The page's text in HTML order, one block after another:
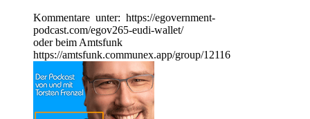
Kommentare unter: https://egovernment-
podcast.com/egov265-eudi-wallet/
oder beim Amtsfunk
https://amtsfunk.communex.app/group/12116